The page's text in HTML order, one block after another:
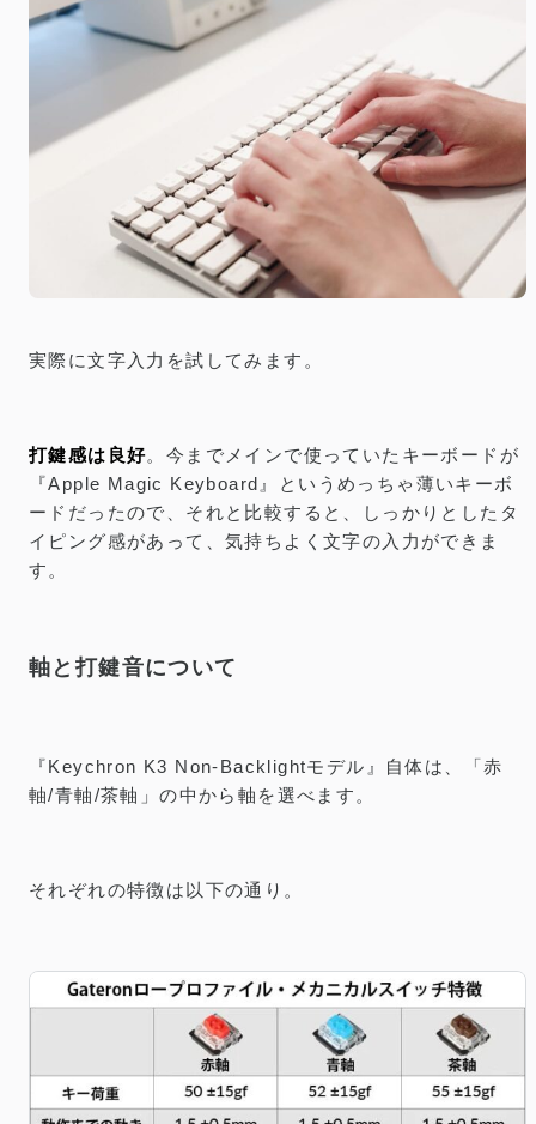
実際に文字入力を試してみます。
打鍵感は良好。今までメインで使っていたキーボードが
『Apple Magic Keyboard』というめっちゃ薄いキーボ
ードだったので、それと比較すると、しっかりとしたタ
イピング感があって、気持ちよく文字の入力ができま
す。
軸と打鍵音について
『Keychron K3 Non-Backlightモデル』自体は、「赤
軸/青軸/茶軸」の中から軸を選べます。
それぞれの特徴は以下の通り。